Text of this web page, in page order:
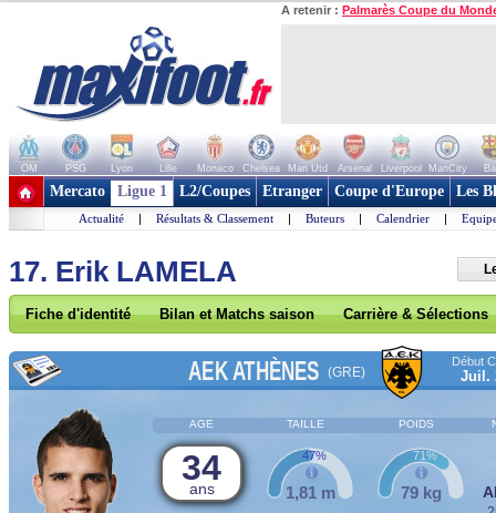
A retenir : Palmarès Coupe du
OM PSG Lyon Lille Monaco Chelsea Man Utd Arsenal Liverpool ManCity
+ de clubs
Mercato Ligue 1 L2/Coupes Etranger Coupe d'Europe Les
Actualité | Résultats & Classement | Buteurs | Calendrier |
17. Erik LAMELA
Fiche d'identité Bilan et Matchs saison Carrière & Sélections
AEK ATHÈNES (GRE)
Début
Juil.
AGE TAILLE POIDS
34
ans 1,81 m
47%
79 kg
71%